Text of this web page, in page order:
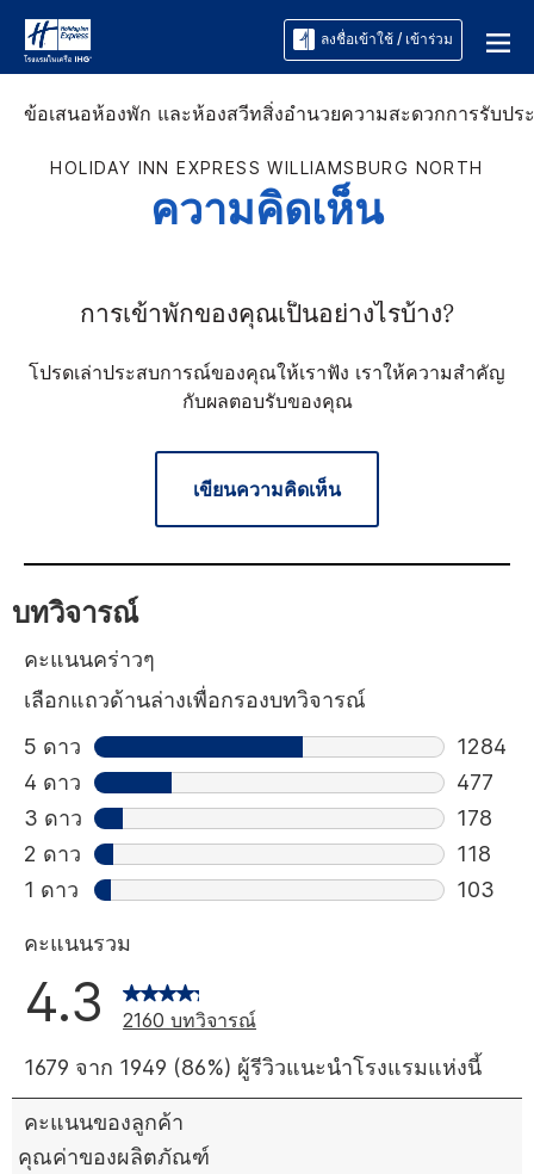
ลงชื่อเข้าใช้ / เข้าร่วม
ข้อเสนอห้องพัก และห้องสวีทสิ่งอำนวยความสะดวกการรับปร
HOLIDAY INN EXPRESS WILLIAMSBURG NORTH
ความคิดเห็น
การเข้าพักของคุณเป็นอย่างไรบ้าง?
โปรดเล่าประสบการณ์ของคุณให้เราฟัง เราให้ความสำคัญ
กับผลตอบรับของคุณ
เขียนความคิดเห็น